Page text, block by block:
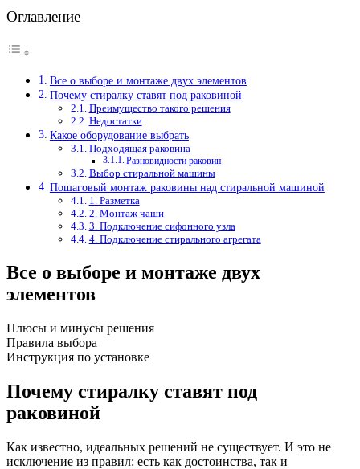
Оглавление
Все о выборе и монтаже двух элементов
Почему стиралку ставят под раковиной
Преимущество такого решения
Недостатки
Какое оборудование выбрать
Подходящая раковина
Разновидности раковин
Выбор стиральной машины
Пошаговый монтаж раковины над стиральной машиной
1. Разметка
2. Монтаж чаши
3. Подключение сифонного узла
4. Подключение стирального агрегата
Все о выборе и монтаже двух
элементов
Плюсы и минусы решения
Правила выбора
Инструкция по установке
Почему стиралку ставят под
раковиной
Как известно, идеальных решений не существует. И это не
исключение из правил: есть как достоинства, так и